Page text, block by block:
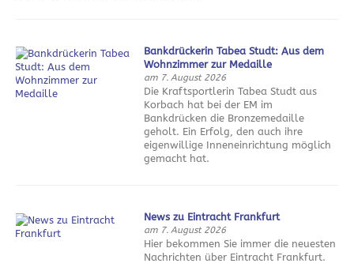
Bankdrückerin Tabea Studt: Aus dem
Wohnzimmer zur Medaille
am 7. August 2026
Die Kraftsportlerin Tabea Studt aus
Korbach hat bei der EM im
Bankdrücken die Bronzemedaille
geholt. Ein Erfolg, den auch ihre
eigenwillige Inneneinrichtung möglich
gemacht hat.
News zu Eintracht Frankfurt
am 7. August 2026
Hier bekommen Sie immer die neuesten
Nachrichten über Eintracht Frankfurt.